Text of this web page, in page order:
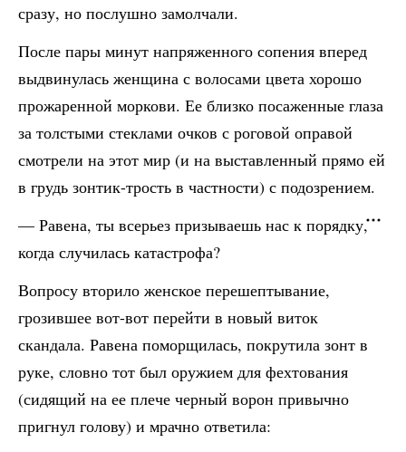
сразу, но послушно замолчали.
После пары минут напряженного сопения вперед
выдвинулась женщина с волосами цвета хорошо
прожаренной моркови. Ее близко посаженные глаза
за толстыми стеклами очков с роговой оправой
смотрели на этот мир (и на выставленный прямо ей
в грудь зонтик-трость в частности) с подозрением.
— Равена, ты всерьез призываешь нас к порядку,
когда случилась катастрофа?
Вопросу вторило женское перешептывание,
грозившее вот-вот перейти в новый виток
скандала. Равена поморщилась, покрутила зонт в
руке, словно тот был оружием для фехтования
(сидящий на ее плече черный ворон привычно
пригнул голову) и мрачно ответила: